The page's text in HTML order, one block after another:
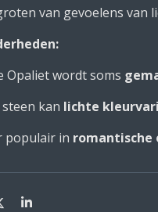
van gevoelens van
Opaliet wordt soms
steen kan lichte
populair in romantische
S